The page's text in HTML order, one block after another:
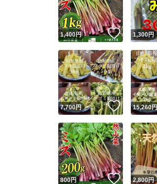
1,400円 いいね！
1,300円
7,700円 いいね！
15,260円
800円 いいね！
2,800円